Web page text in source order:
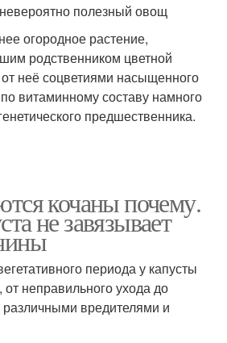
полезный овощ
огородное растение,
родственником цветной
неё соцветиями насыщенного
витаминному составу намного
предшественника.
кочаны почему.
не завязывает
периода у капусты
неправильного ухода до
вредителями и